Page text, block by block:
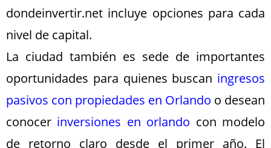
dondeinvertir.net incluye opciones para cada
nivel de capital.
La ciudad también es sede de importantes
oportunidades para quienes buscan ingresos
pasivos con propiedades en Orlando o desean
conocer inversiones en orlando con modelo
de retorno claro desde el primer año. El